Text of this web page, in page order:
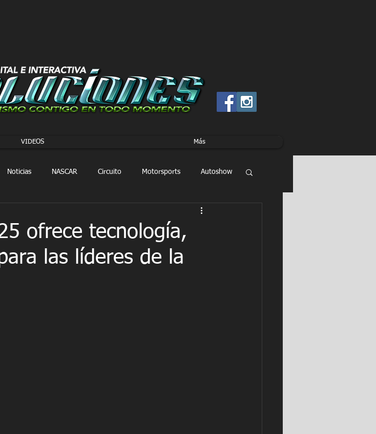
VIDEOS Más
Noticias NASCAR Circuito Motorsports Autoshow
ofrece tecnología,
las líderes de la